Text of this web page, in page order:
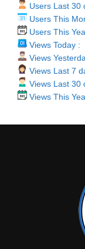
Users Last 30
Users This
Users This
Views Today :
Views
Views Last 7
Views Last 30
Views This